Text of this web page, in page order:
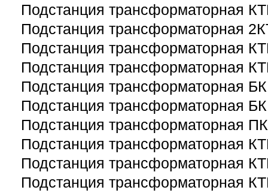
Подстанция трансформаторная
Подстанция трансформаторная
Подстанция трансформаторная
Подстанция трансформаторная
Подстанция трансформаторная
Подстанция трансформаторная
Подстанция трансформаторная
Подстанция трансформаторная
Подстанция трансформаторная
Подстанция трансформаторная